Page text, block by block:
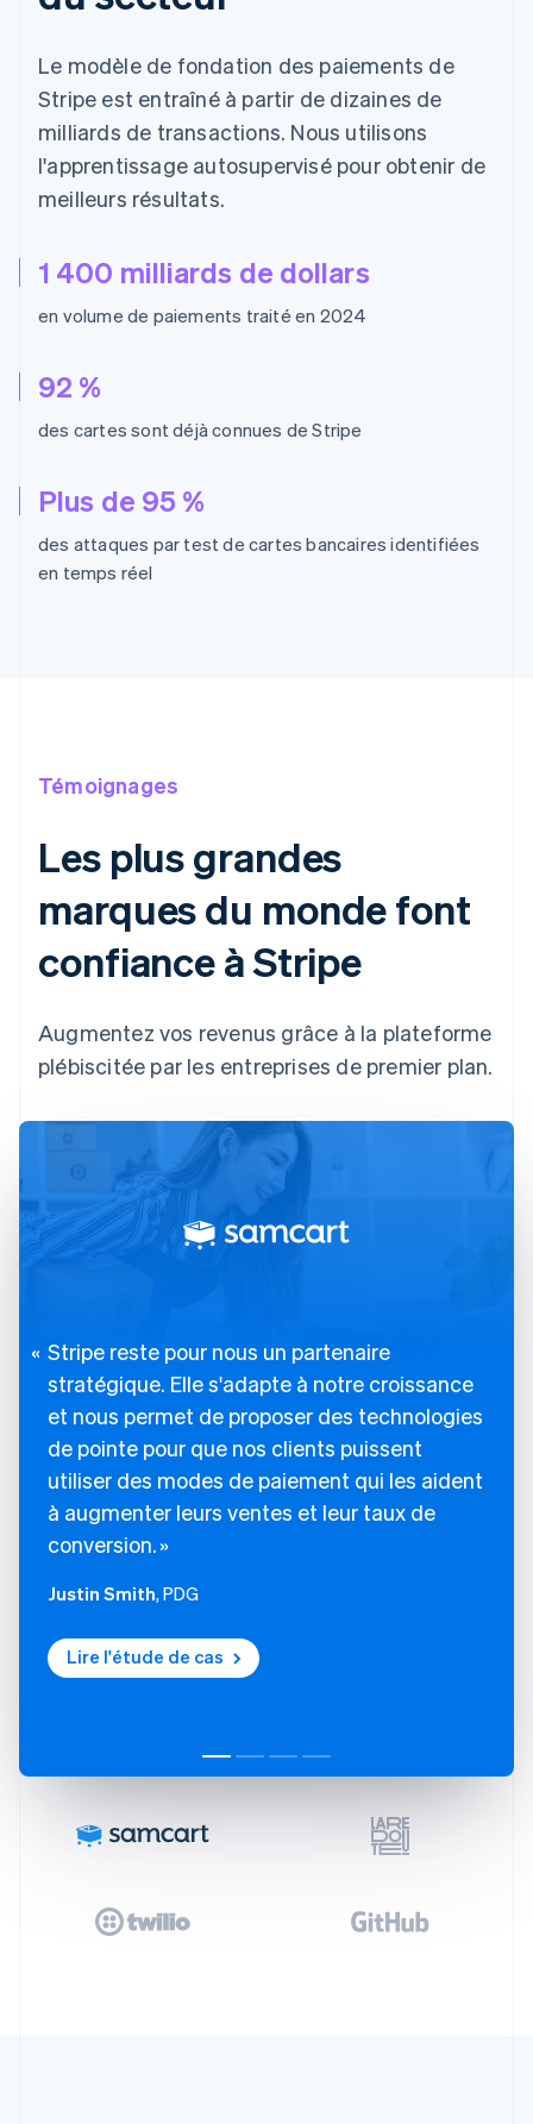
Le modèle de fondation des paiements de
Stripe est entraîné à partir de dizaines de
milliards de transactions. Nous utilisons
l'apprentissage autosupervisé pour obtenir de
meilleurs résultats.
1 400 milliards de dollars
en volume de paiements traité en 2024
92 %
des cartes sont déjà connues de Stripe
Plus de 95 %
des attaques par test de cartes bancaires identifiées
en temps réel
Témoignages
Les plus grandes
marques du monde font
confiance à Stripe
Augmentez vos revenus grâce à la plateforme
plébiscitée par les entreprises de premier plan.
Stripe reste pour nous un partenaire
stratégique. Elle s'adapte à notre croissance
et nous permet de proposer des technologies
de pointe pour que nos clients puissent
utiliser des modes de paiement qui les aident
à augmenter leurs ventes et leur taux de
conversion.
Justin Smith, PDG
Lire l'étude de cas